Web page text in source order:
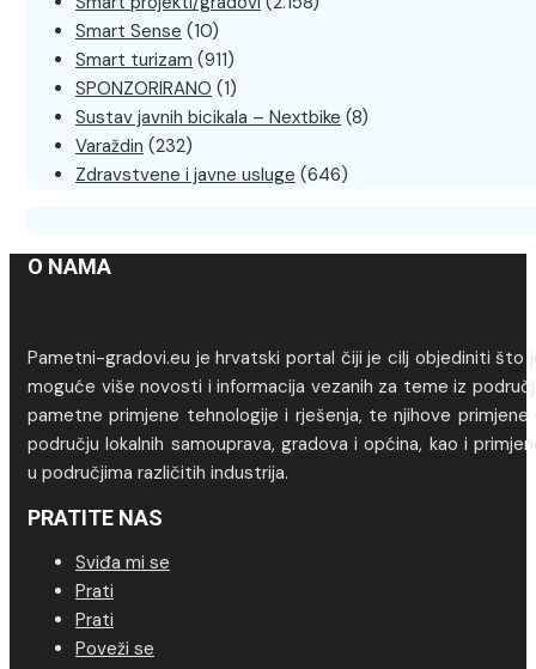
Smart Sense (10)
Smart turizam (911)
SPONZORIRANO (1)
Sustav javnih bicikala – Nextbike (8)
Varaždin (232)
Zdravstvene i javne usluge (646)
O NAMA
Pametni-gradovi.eu je hrvatski portal čiji je cilj objediniti što
moguće više novosti i informacija vezanih za teme iz
pametne primjene tehnologije i rješenja, te njihove primjene
području lokalnih samouprava, gradova i općina, kao i
u područjima različitih industrija.
PRATITE NAS
Sviđa mi se
Prati
Prati
Poveži se